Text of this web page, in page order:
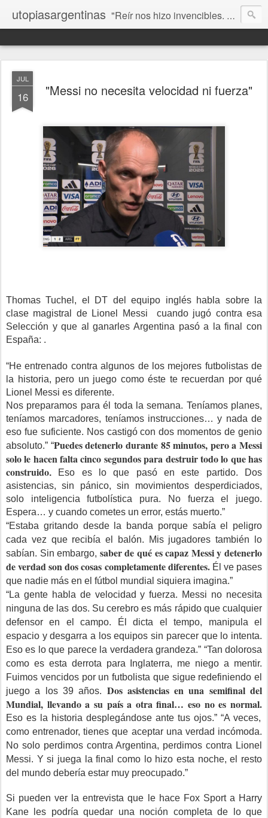
utopiasargentinas "Reír nos hizo invencibles. No como los que siempre ganan, sino como aquellos que no se rinden”. Frida Kahlo
JUL
16 "Messi no necesita velocidad ni fuerza"
Thomas Tuchel, el DT del equipo inglés habla sobre la
clase magistral de Lionel Messi cuando jugó contra esa
Selección y que al ganarles Argentina pasó a la final con
España: .
“He entrenado contra algunos de los mejores futbolistas de
la historia, pero un juego como éste te recuerdan por qué
Lionel Messi es diferente.
Nos preparamos para él toda la semana. Teníamos planes,
teníamos marcadores, teníamos instrucciones… y nada de
eso fue suficiente. Nos castigó con dos momentos de genio
absoluto.” “Puedes detenerlo durante 85 minutos, pero a Messi
solo le hacen falta cinco segundos para destruir todo lo que has
construido. Eso es lo que pasó en este partido. Dos
asistencias, sin pánico, sin movimientos desperdiciados,
solo inteligencia futbolística pura. No fuerza el juego.
Espera… y cuando cometes un error, estás muerto.”
“Estaba gritando desde la banda porque sabía el peligro
cada vez que recibía el balón. Mis jugadores también lo
sabían. Sin embargo, saber de qué es capaz Messi y detenerlo
de verdad son dos cosas completamente diferentes.Él ve pases
que nadie más en el fútbol mundial siquiera imagina.”
“La gente habla de velocidad y fuerza. Messi no necesita
ninguna de las dos. Su cerebro es más rápido que cualquier
defensor en el campo. Él dicta el tempo, manipula el
espacio y desgarra a los equipos sin parecer que lo intenta.
Eso es lo que parece la verdadera grandeza.” “Tan dolorosa
como es esta derrota para Inglaterra, me niego a mentir.
Fuimos vencidos por un futbolista que sigue redefiniendo el
juego a los 39 años. Dos asistencias en una semifinal del
Mundial, llevando a su país a otra final… eso no es normal.
Eso es la historia desplegándose ante tus ojos.” “A veces,
como entrenador, tienes que aceptar una verdad incómoda.
No solo perdimos contra Argentina, perdimos contra Lionel
Messi. Y si juega la final como lo hizo esta noche, el resto
del mundo debería estar muy preocupado.”
Si pueden ver la entrevista que le hace Fox Sport a Harry
Kane les podría quedar una noción completa de lo que